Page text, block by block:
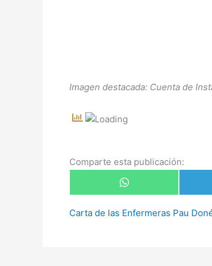
Imagen destacada: Cuenta de
Comparte esta publicación:
Compartir
en
Carta de las Enfermeras Pau